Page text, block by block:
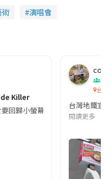
術 演唱會
Killer
回歸小螢幕啦!這次的劇本改編
co
吹
台灣
台灣地鐵宣
閱讀更多